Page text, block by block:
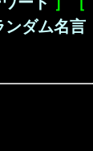
ンダム名言